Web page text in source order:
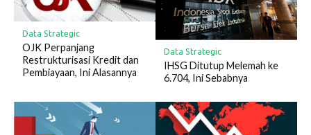
Data Strategic
OJK Perpanjang
Restrukturisasi Kredit dan
Pembiayaan, Ini Alasannya
Data Strategic
IHSG Ditutup Melemah ke
6.704, Ini Sebabnya